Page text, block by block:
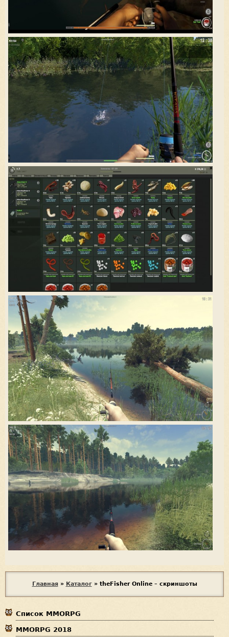
ы
з
д
Главная » Каталог » theFisher Online – скриншоты
Список MMORPG
MMORPG 2018